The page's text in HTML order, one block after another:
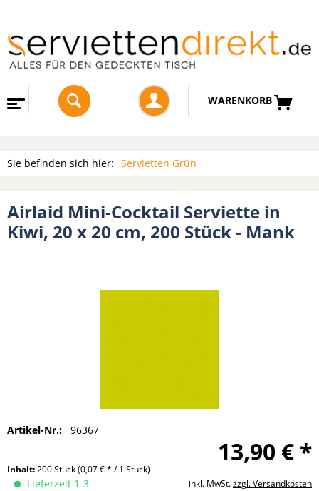
WARENKORB
Sie befinden sich hier: Servietten Grün
Airlaid Mini-Cocktail Serviette in
Kiwi, 20 x 20 cm, 200 Stück - Mank
Artikel-Nr.: 96367
13,90 € *
Inhalt:200 Stück(0,07 € * / 1 Stück)
inkl. MwSt.zzgl. Versandkosten
Lieferzeit 1-3